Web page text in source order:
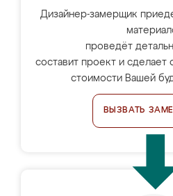
Дизайнер-замерщик
проведёт
составит проект и сделает
стоимости Вашей
ВЫЗВАТЬ